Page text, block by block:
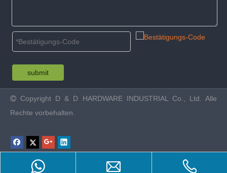
Product Inquiry
submit
 Copyright D & D HARDWARE INDUSTRIAL Co., Ltd. Alle
Rechte vorbehalten.